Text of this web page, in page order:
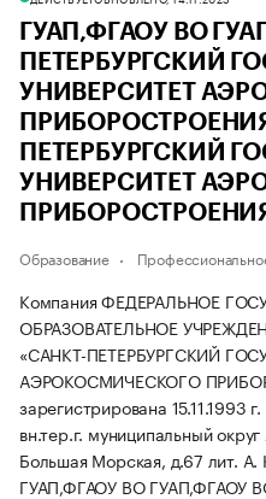
ГУАП,ФГАОУ ВО
ПЕТЕРБУРГСКИЙ
УНИВЕРСИТЕТ
ПЕТЕРБУРГСКИЙ
УНИВЕРСИТЕТ
Образование
Компания ФЕДЕРАЛЬНОЕ
ОБРАЗОВАТЕЛЬНОЕ
«САНКТ-ПЕТЕРБУРГСКИЙ
АЭРОКОСМИЧЕСКОГО
зарегистрирована 15.11.1993
вн.тер.г. муниципальный
Большая Морская, д.67 лит. А.
ГУАП,ФГАОУ ВО ГУАП,ФГАОУ